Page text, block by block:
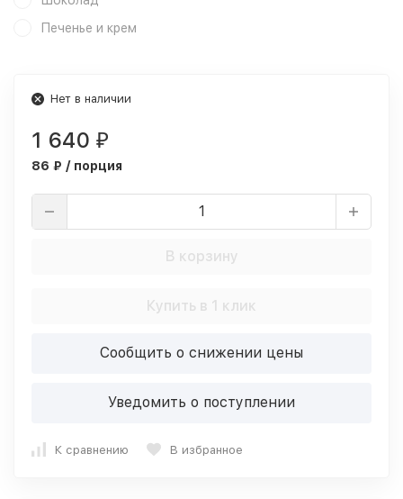
Печенье и крем
Нет в наличии
1 640 ₽
86 ₽ / порция
В корзину
Купить в 1 клик
Сообщить о снижении цены
Уведомить о поступлении
К сравнению В избранное